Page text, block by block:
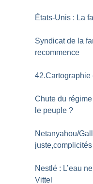
États-Unis : La
Syndicat de la
recommence
42.Cartographie
Chute du
le peuple ?
Netanyahou/
Nestlé : L’eau
Vittel